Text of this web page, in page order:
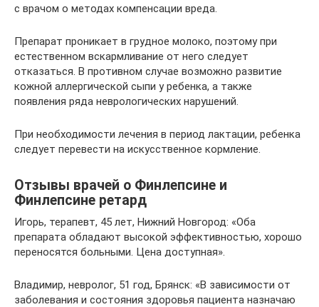
с врачом о методах компенсации вреда.
Препарат проникает в грудное молоко, поэтому при
естественном вскармливание от него следует
отказаться. В противном случае возможно развитие
кожной аллергической сыпи у ребенка, а также
появления ряда неврологических нарушений.
При необходимости лечения в период лактации, ребенка
следует перевести на искусственное кормление.
Отзывы врачей о Финлепсине и
Финлепсине ретард
Игорь, терапевт, 45 лет, Нижний Новгород: «Оба
препарата обладают высокой эффективностью, хорошо
переносятся больными. Цена доступная».
Владимир, невролог, 51 год, Брянск: «В зависимости от
заболевания и состояния здоровья пациента назначаю